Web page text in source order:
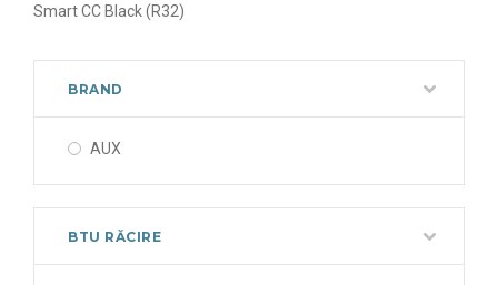
Smart CC Black (R32)
BRAND
AUX
BTU RĂCIRE